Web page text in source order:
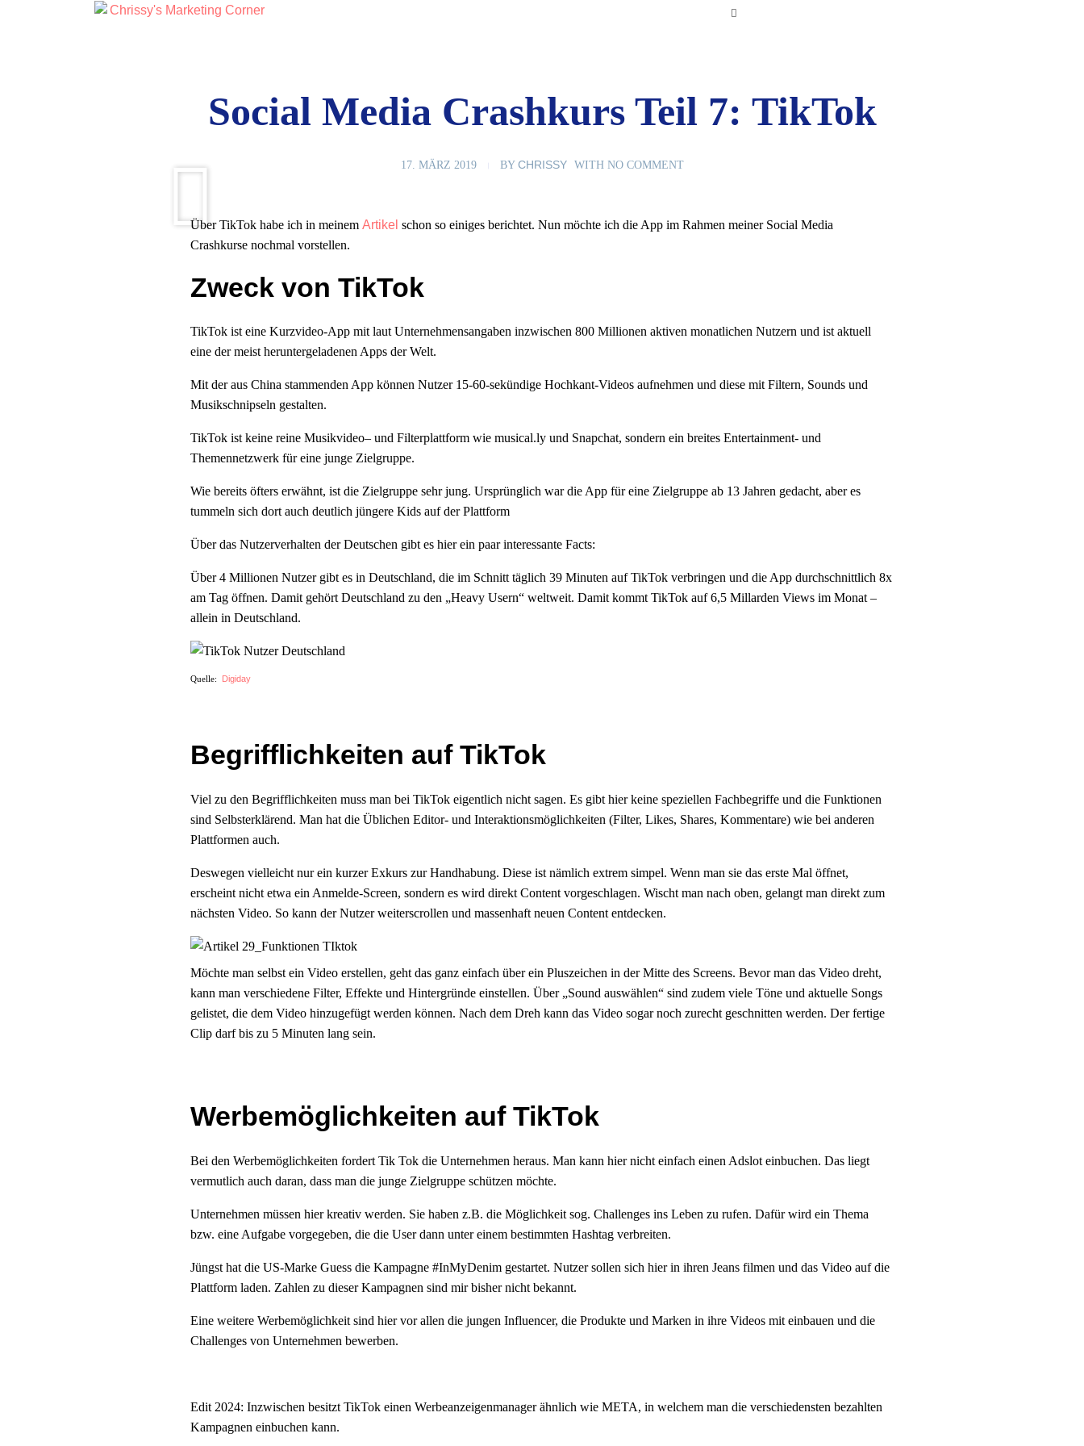
Social Media Crashkurs Teil 7: TikTok
17. MÄRZ 2019 BY CHRISSY WITH NO COMMENT
Über TikTok habe ich in meinemArtikel schon so einiges berichtet. Nun möchte ich die App im Rahmen meiner Social Media
Crashkurse nochmal vorstellen.
Zweck von TikTok
TikTok ist eine Kurzvideo-App mit laut Unternehmensangaben inzwischen 800 Millionen aktiven monatlichen Nutzern und ist aktuell
eine der meist heruntergeladenen Apps der Welt.
Mit der aus China stammenden App können Nutzer 15-60-sekündige Hochkant-Videos aufnehmen und diese mit Filtern, Sounds und
Musikschnipseln gestalten.
TikTok ist keine reine Musikvideo– und Filterplattform wie musical.ly und Snapchat, sondern ein breites Entertainment- und
Themennetzwerk für eine junge Zielgruppe.
Wie bereits öfters erwähnt, ist die Zielgruppe sehr jung. Ursprünglich war die App für eine Zielgruppe ab 13 Jahren gedacht, aber es
tummeln sich dort auch deutlich jüngere Kids auf der Plattform
Über das Nutzerverhalten der Deutschen gibt es hier ein paar interessante Facts:
Über 4 Millionen Nutzer gibt es in Deutschland, die im Schnitt täglich 39 Minuten auf TikTok verbringen und die App durchschnittlich 8x
am Tag öffnen. Damit gehört Deutschland zu den „Heavy Usern“ weltweit. Damit kommt TikTok auf 6,5 Millarden Views im Monat –
allein in Deutschland.
Quelle: Digiday
Begrifflichkeiten auf TikTok
Viel zu den Begrifflichkeiten muss man bei TikTok eigentlich nicht sagen. Es gibt hier keine speziellen Fachbegriffe und die Funktionen
sind Selbsterklärend. Man hat die Üblichen Editor- und Interaktionsmöglichkeiten (Filter, Likes, Shares, Kommentare) wie bei anderen
Plattformen auch.
Deswegen vielleicht nur ein kurzer Exkurs zur Handhabung. Diese ist nämlich extrem simpel. Wenn man sie das erste Mal öffnet,
erscheint nicht etwa ein Anmelde-Screen, sondern es wird direkt Content vorgeschlagen. Wischt man nach oben, gelangt man direkt zum
nächsten Video. So kann der Nutzer weiterscrollen und massenhaft neuen Content entdecken.
Möchte man selbst ein Video erstellen, geht das ganz einfach über ein Pluszeichen in der Mitte des Screens. Bevor man das Video dreht,
kann man verschiedene Filter, Effekte und Hintergründe einstellen. Über „Sound auswählen“ sind zudem viele Töne und aktuelle Songs
gelistet, die dem Video hinzugefügt werden können. Nach dem Dreh kann das Video sogar noch zurecht geschnitten werden. Der fertige
Clip darf bis zu 5 Minuten lang sein.
Werbemöglichkeiten auf TikTok
Bei den Werbemöglichkeiten fordert Tik Tok die Unternehmen heraus. Man kann hier nicht einfach einen Adslot einbuchen. Das liegt
vermutlich auch daran, dass man die junge Zielgruppe schützen möchte.
Unternehmen müssen hier kreativ werden. Sie haben z.B. die Möglichkeit sog. Challenges ins Leben zu rufen. Dafür wird ein Thema
bzw. eine Aufgabe vorgegeben, die die User dann unter einem bestimmten Hashtag verbreiten.
Jüngst hat die US-Marke Guess die Kampagne #InMyDenim gestartet. Nutzer sollen sich hier in ihren Jeans filmen und das Video auf die
Plattform laden. Zahlen zu dieser Kampagnen sind mir bisher nicht bekannt.
Eine weitere Werbemöglichkeit sind hier vor allen die jungen Influencer, die Produkte und Marken in ihre Videos mit einbauen und die
Challenges von Unternehmen bewerben.
Edit 2024: Inzwischen besitzt TikTok einen Werbeanzeigenmanager ähnlich wie META, in welchem man die verschiedensten bezahlten
Kampagnen einbuchen kann.